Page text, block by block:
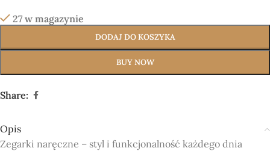
27 w magazynie
DODAJ DO KOSZYKA
BUY NOW
Share:
Opis
Zegarki naręczne – styl i funkcjonalność każdego dnia